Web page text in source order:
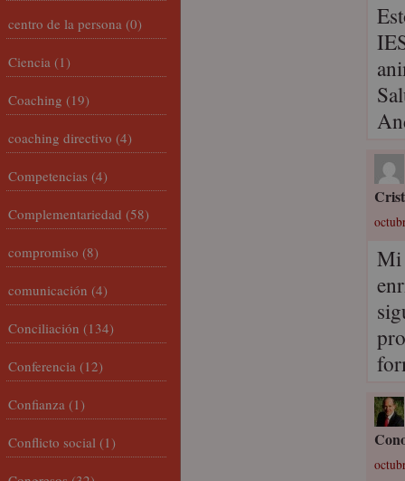
Mi
centro de la persona (0)
Ciencia (1)
Coaching (19)
coaching directivo (4)
Competencias (4)
Complementariedad (58)
compromiso (8)
comunicación (4)
Conciliación (134)
Conferencia (12)
Confianza (1)
Conflicto social (1)